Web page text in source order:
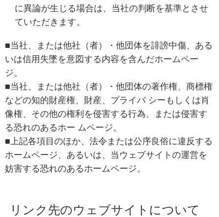
に異論が生じる場合は、当社の判断を基準とさせ
ていただきます。
■当社、または他社（者）・他団体を誹謗中傷、ある
いは信用失墜を意図する内容を含んだホームペー
ジ。
■当社、または他社（者）・他団体の著作権、商標権
などの知的財産権、財産、プライバ シーもしくは肖
像権、その他の権利を侵害する行為、または侵害す
る恐れのあるホー ムページ。
■上記各項目のほか、法令または公序良俗に違反する
ホームページ、あるいは、当ウェブサイトの運営を
妨害する恐れのあるホームページ。
リンク先のウェブサイトについて